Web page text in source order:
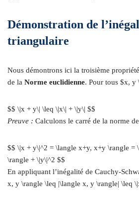
Démonstration de
triangulaire
Nous démontrons ici la troisième
de la Norme euclidienne. Pour tous $x, y
$$ \|x + y\| \leq \|x\| + \|y\| $$
Preuve : Calculons le carré de la norme
$$ \|x + y\|^2 = \langle x+y, x+y \rangle =
\rangle + \|y\|^2 $$
En appliquant l’inégalité de Cauchy-
x, y \rangle \leq |\langle x, y \rangle| \leq